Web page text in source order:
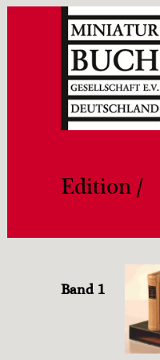
Edition /
Band 1